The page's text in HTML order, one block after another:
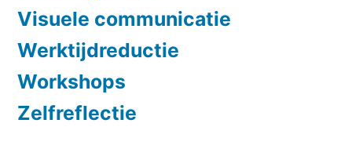
Visuele communicatie
Werktijdreductie
Workshops
Zelfreflectie